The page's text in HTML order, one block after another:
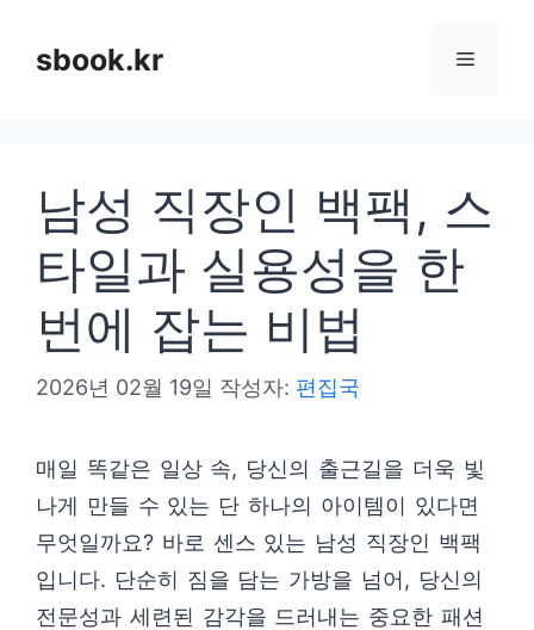
sbook.kr 메
남성 직장인 백팩, 스
타일과 실용성을 한
번에 잡는 비법
2026년 02월 19일 작성자: 편집국
매일 똑같은 일상 속, 당신의 출근길을 더욱 빛
나게 만들 수 있는 단 하나의 아이템이 있다면
무엇일까요? 바로 센스 있는 남성 직장인 백팩
입니다. 단순히 짐을 담는 가방을 넘어, 당신의
전문성과 세련된 감각을 드러내는 중요한 패션